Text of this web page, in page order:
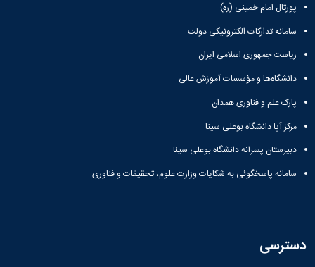
پورتال امام خمینی (ره)
سامانه تدارکات الکترونیکی دولت
ریاست جمهوری اسلامی ایران
دانشگاه‌ها و مؤسسات آموزش عالی
پارک علم و فناوری همدان
مرکز آپا دانشگاه بوعلی سینا
دبیرستان پسرانه دانشگاه بوعلی سینا
سامانه پاسخگوئی به شکایات وزارت علوم، تحقیقات و فناوری
دسترسی